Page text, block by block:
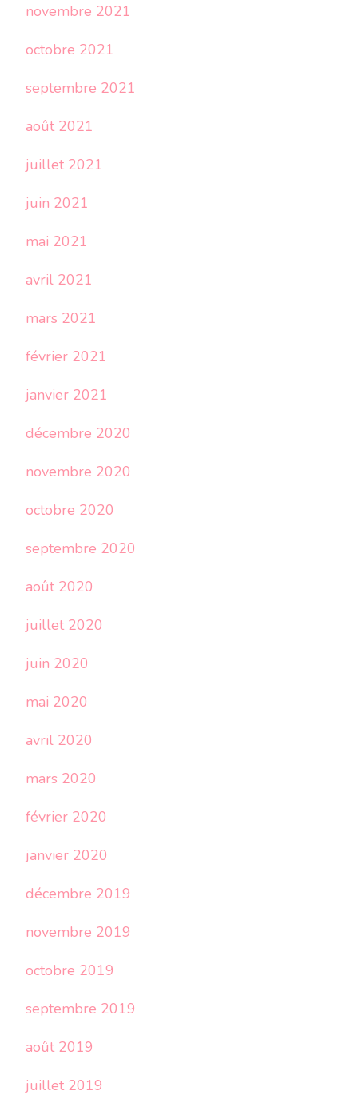
novembre 2021
octobre 2021
septembre 2021
août 2021
juillet 2021
juin 2021
mai 2021
avril 2021
mars 2021
février 2021
janvier 2021
décembre 2020
novembre 2020
octobre 2020
septembre 2020
août 2020
juillet 2020
juin 2020
mai 2020
avril 2020
mars 2020
février 2020
janvier 2020
décembre 2019
novembre 2019
octobre 2019
septembre 2019
août 2019
juillet 2019